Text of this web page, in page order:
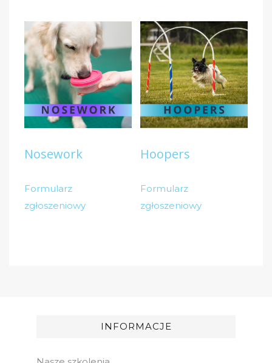
Nosework
Formularz
zgłoszeniowy
Hoopers
Formularz
zgłoszeniowy
INFORMACJE